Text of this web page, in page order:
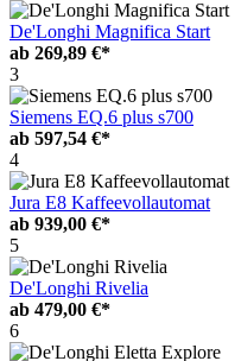
De'Longhi Magnifica Start
ab 269,89 €*
3
Siemens EQ.6 plus s700
ab 597,54 €*
4
Jura E8 Kaffeevollautomat
ab 939,00 €*
5
De'Longhi Rivelia
ab 479,00 €*
6